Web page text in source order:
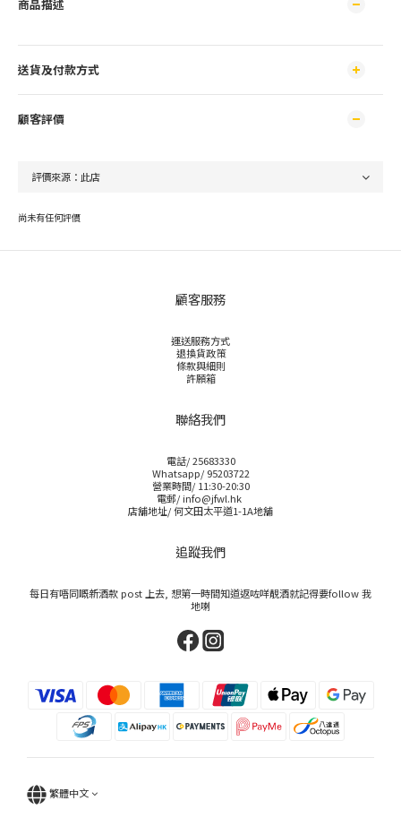
商品描述
送貨及付款方式
顧客評價
尚未有任何評價
顧客服務
運送服務方式
退換貨政策
條款與細則
許願箱
聯絡我們
電話/ 25683330
Whatsapp/ 95203722
營業時間/ 11:30-20:30
電郵/ info@jfwl.hk
店舖地址/ 何文田太平道1-1A地舖
追蹤我們
每日有唔同嘅新酒款 post 上去, 想第一時間知道返咗咩靚酒就記得要follow 我
地喇
繁體中文